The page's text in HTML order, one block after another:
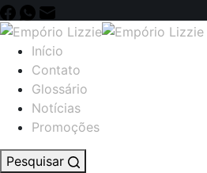
Início
Contato
Glossário
Notícias
Promoções
Pesquisar